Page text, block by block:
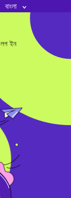
বাংলা
লগ ইন